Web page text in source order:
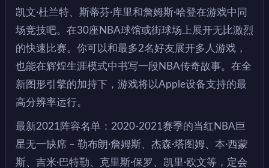
凯文·杜兰特、斯蒂芬·库里和詹姆斯·哈登在游戏中同
场竞技吧。在30座NBA球馆或街球场上展开无比激烈
的快速比赛。你可以和最多2名好友展开多人游戏，
也能在辉煌生涯模式中书写一段NBA传奇故事。在全
新图形引擎的加持下，游戏将以Apple设备支持的最
高分辨率运行。
最新2021阵容名单：2020-2021赛季的当红NBA巨
星无一缺席 – 勒布朗·詹姆斯、杰森·塔图姆、本·西蒙
斯、吉米·巴特勒、克里斯·保罗、凯里·欧文等，定会